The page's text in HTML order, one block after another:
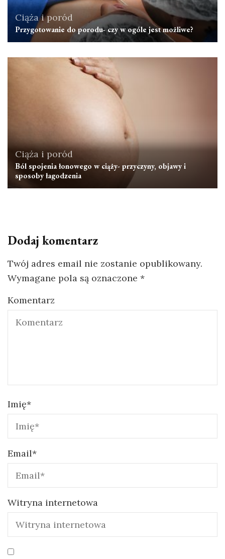
Ciąża i poród
Przygotowanie do porodu- czy w ogóle jest możliwe?
Ciąża i poród
Ból spojenia łonowego w ciąży- przyczyny, objawy i
sposoby łagodzenia
Dodaj komentarz
Twój adres email nie zostanie opublikowany.
Wymagane pola są oznaczone *
Komentarz
Imię*
Email*
Witryna internetowa